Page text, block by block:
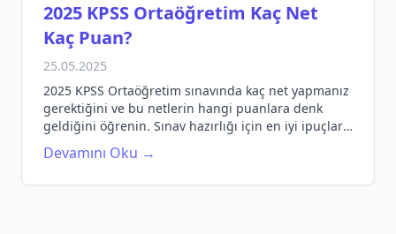
2025 KPSS Ortaöğretim Kaç Net
Kaç Puan?
25.05.2025
2025 KPSS Ortaöğretim sınavında kaç net yapmanız
gerektiğini ve bu netlerin hangi puanlara denk
geldiğini öğrenin. Sınav hazırlığı için en iyi ipuçları
ve kaynaklar burada.
Devamını Oku →